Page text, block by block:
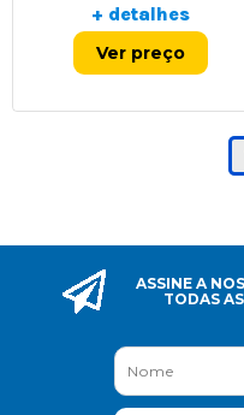
+ detalhes
Ver preço
ASSINE A
TODAS